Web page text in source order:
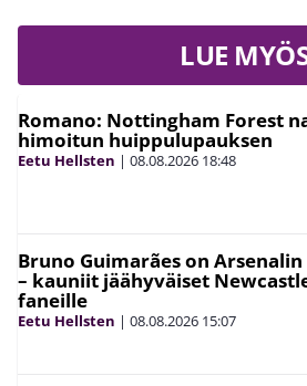
LUE
Romano: Nottingham Forest
himoitun huippulupauksen
Eetu Hellsten | 08.08.2026 18:48
Bruno Guimarães on
– kauniit jäähyväiset
faneille
Eetu Hellsten | 08.08.2026 15:07